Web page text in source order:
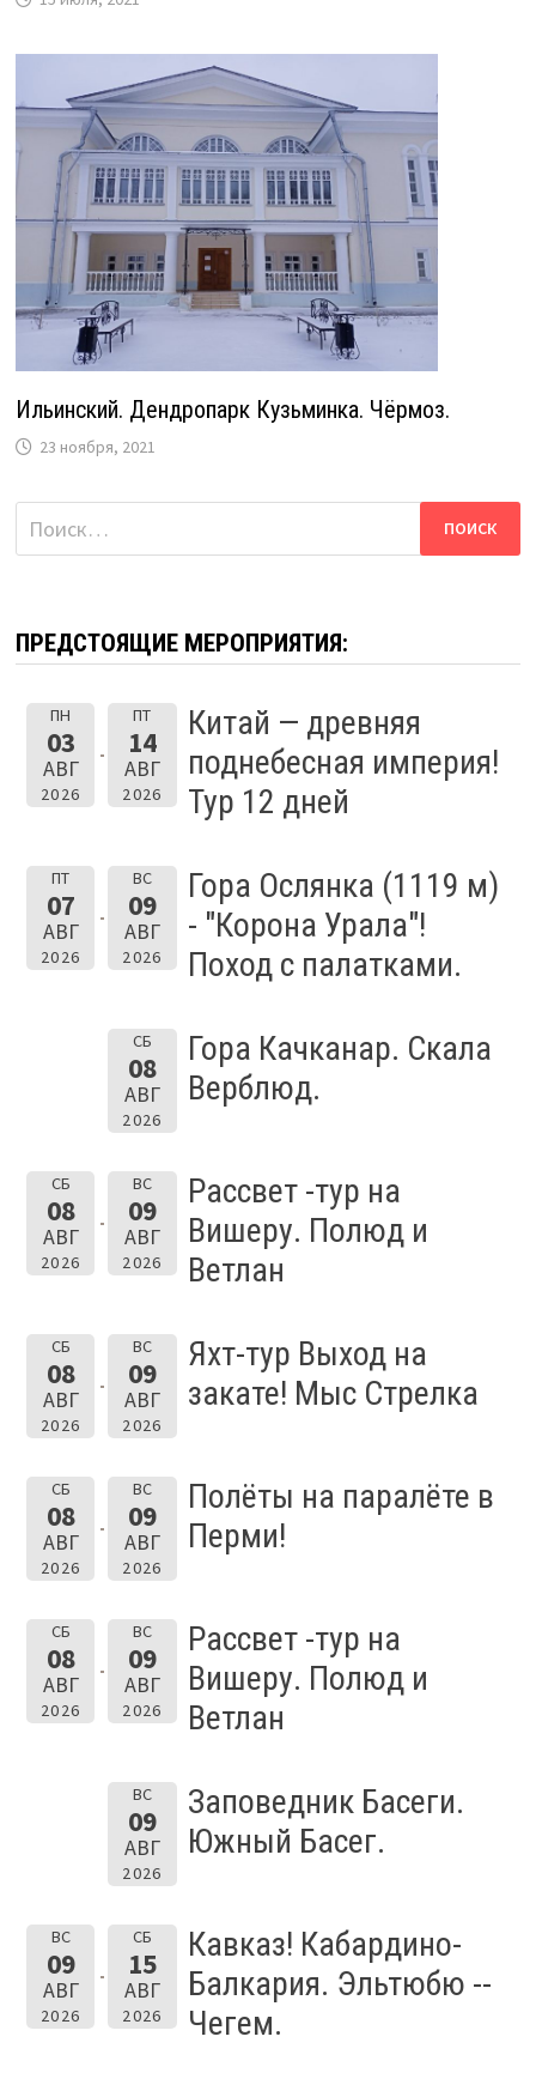
Ильинский. Дендропарк Кузьминка. Чёрмоз.
23 ноября, 2021
Найти:
ПРЕДСТОЯЩИЕ МЕРОПРИЯТИЯ:
ПН
03
АВГ
2026
ПТ
14
АВГ
2026
Китай — древняя
поднебесная империя!
Тур 12 дней
ПТ
07
АВГ
2026
ВС
09
АВГ
2026
Гора Ослянка (1119 м)
- "Корона Урала"!
Поход с палатками.
СБ
08
АВГ
2026
Гора Качканар. Скала
Верблюд.
СБ
08
АВГ
2026
ВС
09
АВГ
2026
Рассвет -тур на
Вишеру. Полюд и
Ветлан
СБ
08
АВГ
2026
ВС
09
АВГ
2026
Яхт-тур Выход на
закате! Мыс Стрелка
СБ
08
АВГ
2026
ВС
09
АВГ
2026
Полёты на паралёте в
Перми!
СБ
08
АВГ
2026
ВС
09
АВГ
2026
Рассвет -тур на
Вишеру. Полюд и
Ветлан
ВС
09
АВГ
2026
Заповедник Басеги.
Южный Басег.
ВС
09
АВГ
2026
СБ
15
АВГ
2026
Кавказ! Кабардино-
Балкария. Эльтюбю --
Чегем.